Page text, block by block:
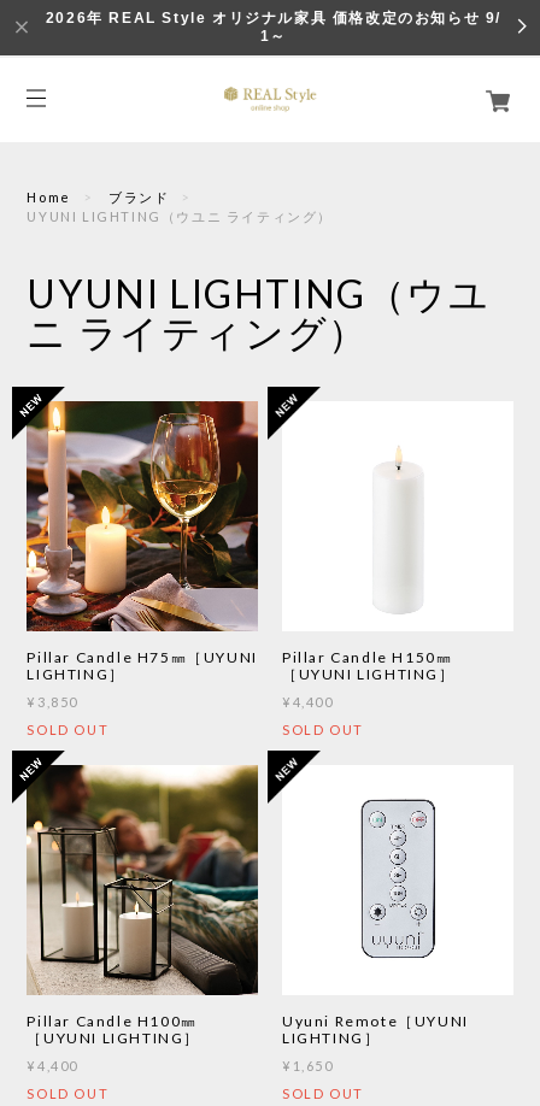
2026年 REAL Style オリジナル家具 価格改定のお知らせ 9/
1～
Home
ブランド
UYUNI LIGHTING（ウユニ ライティング）
UYUNI LIGHTING（ウユ
ニ ライティング）
Pillar Candle H75㎜［UYUNI
LIGHTING］
¥3,850
SOLD OUT
Pillar Candle H150㎜
［UYUNI LIGHTING］
¥4,400
SOLD OUT
Pillar Candle H100㎜
［UYUNI LIGHTING］
¥4,400
SOLD OUT
Uyuni Remote［UYUNI
LIGHTING］
¥1,650
SOLD OUT